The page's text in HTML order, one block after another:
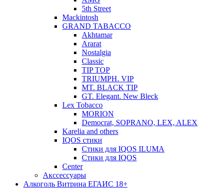
5th Street
Mackintosh
GRAND TABACCO
Akhtamar
Ararat
Nostalgia
Classic
TIP TOP
TRIUMPH. VIP
MT. BLACK TIP
GT. Elegant. New Bleck
Lex Tobacco
MORION
Democrat, SOPRANO, LEX, ALEX
Karelia and others
IQOS стики
Стики для IQOS ILUMA
Стики для IQOS
Сenter
Акссессуары
Алкоголь Витрина ЕГАИС 18+